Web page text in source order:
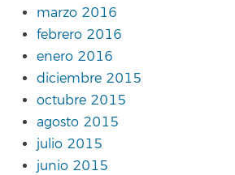
marzo 2016
febrero 2016
enero 2016
diciembre 2015
octubre 2015
agosto 2015
julio 2015
junio 2015